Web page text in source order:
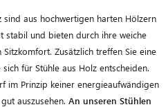
sind aus hochwertigen harten Hölzern
stabil und bieten durch ihre weiche
Zusätzlich treffen Sie eine
für Stühle aus Holz entscheiden.
im Prinzip keiner energieaufwändigen
auszusehen. An unseren Stühlen